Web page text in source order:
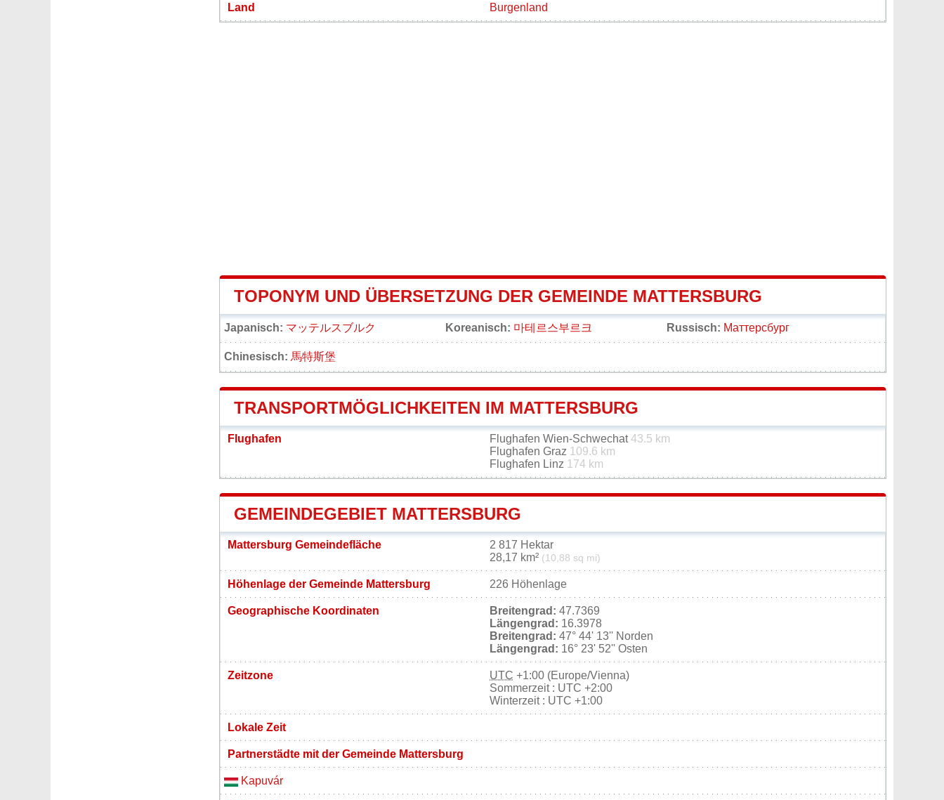
Land Burgenland
TOPONYM UND ÜBERSETZUNG DER GEMEINDE MATTERSBURG
Japanisch: マッテルスブルク Koreanisch: 마테르스부르크 Russisch: Маттерсбург
Chinesisch: 馬特斯堡
TRANSPORTMÖGLICHKEITEN IM MATTERSBURG
Flughafen Flughafen Wien-Schwechat43.5 km
Flughafen Graz 109.6 km
Flughafen Linz 174 km
GEMEINDEGEBIET MATTERSBURG
Mattersburg Gemeindefläche
2 817 Hektar
28,17 km² (10,88 sq mi)
Höhenlage der Gemeinde Mattersburg 226 Höhenlage
Geographische Koordinaten Breitengrad: 47.7369
Längengrad: 16.3978
Breitengrad: 47° 44' 13'' Norden
Längengrad: 16° 23' 52'' Osten
Zeitzone UTC +1:00 (Europe/Vienna)
Sommerzeit : UTC +2:00
Winterzeit : UTC +1:00
Lokale Zeit
Partnerstädte mit der Gemeinde Mattersburg
Kapuvár